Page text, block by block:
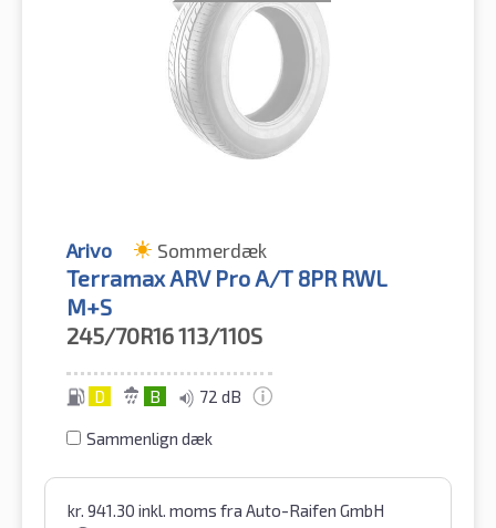
Arivo Sommerdæk
Terramax ARV Pro A/T 8PR RWL
M+S
245/70R16113/110S
D B 72 dB
Sammenlign dæk
kr. 941.30 inkl. moms fra Auto-Raifen GmbH